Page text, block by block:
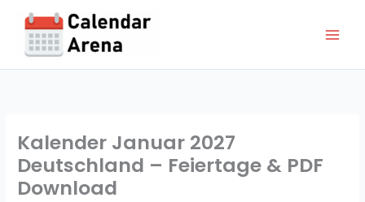
Inhalt
springen
Kalender Januar 2027
Deutschland – Feiertage & PDF
Download